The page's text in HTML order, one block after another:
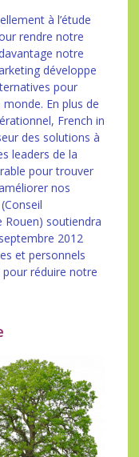
à l’étude
rendre notre
notre
développe
pour
En plus de
French in
des solutions à
leaders de la
pour trouver
nos
Rouen) soutiendra
2012
et personnels
réduire notre